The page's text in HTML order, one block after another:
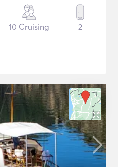
10 Cruising 2